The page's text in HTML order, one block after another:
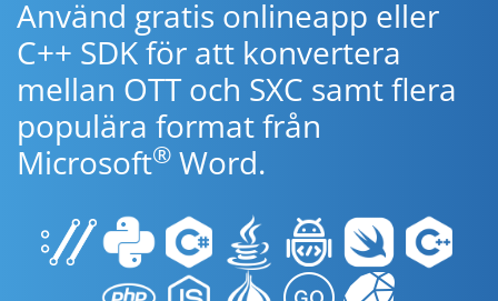
Använd gratis onlineapp eller
C++ SDK för att konvertera
mellan OTT och SXC samt flera
populära format från
Microsoft® Word.